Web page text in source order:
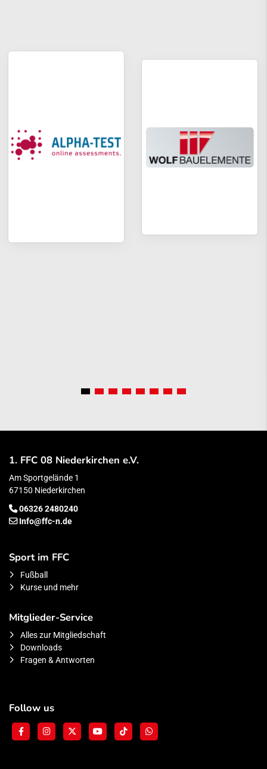
1. FFC 08 Niederkirchen e.V.
Am Sportgelände 1
67150 Niederkirchen
06326 2480240
Info@ffc-n.de
Sport im FFC
Fußball
Kurse und mehr
Mitglieder-Service
Alles zur Mitgliedschaft
Downloads
Fragen & Antworten
Follow us